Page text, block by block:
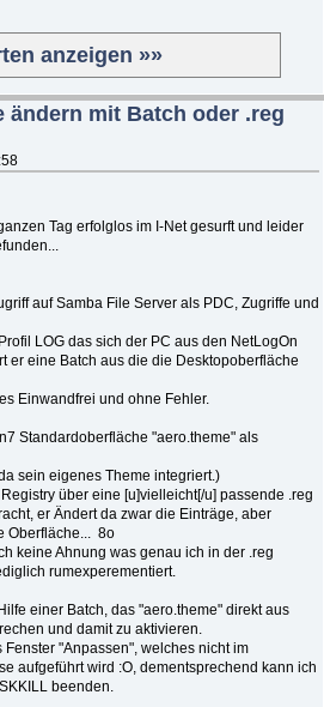
anzeigen »»
ändern mit Batch oder .reg
Tag erfolglos im I-Net gesurft und leider
auf Samba File Server als PDC, Zugriffe und
LOG das sich der PC aus den NetLogOn
er eine Batch aus die die Desktopoberfläche
Einwandfrei und ohne Fehler.
Standardoberfläche "aero.theme" als
sein eigenes Theme integriert.)
über eine [u]vielleicht[/u] passende .reg
er Ändert da zwar die Einträge, aber
Oberfläche... 8o
keine Ahnung was genau ich in der .reg
rumexperementiert.
einer Batch, das "aero.theme" direkt aus
und damit zu aktivieren.
"Anpassen", welches nicht im
aufgeführt wird :O, dementsprechend kann ich
beenden.